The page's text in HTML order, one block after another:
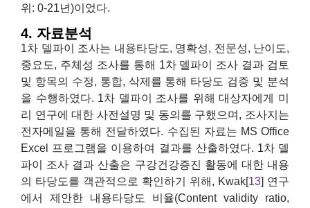
위: 0-21년)이었다.
4. 자료분석
1차 델파이 조사는 내용타당도, 명확성, 전문성, 난이도,
중요도, 주체성 조사를 통해 1차 델파이 조사 결과 검토
및 항목의 수정, 통합, 삭제를 통해 타당도 검증 및 분석
을 수행하였다. 1차 델파이 조사를 위해 대상자에게 미
리 연구에 대한 사전설명 및 동의를 구했으며, 조사지는
전자메일을 통해 전달하였다. 수집된 자료는 MS Office
Excel 프로그램을 이용하여 결과를 산출하였다. 1차 델
파이 조사 결과 산출은 구강건강증진 활동에 대한 내용
의 타당도를 객관적으로 확인하기 위해, Kwak[13] 연구
에서 제안한 내용타당도 비율(Content validity ratio,